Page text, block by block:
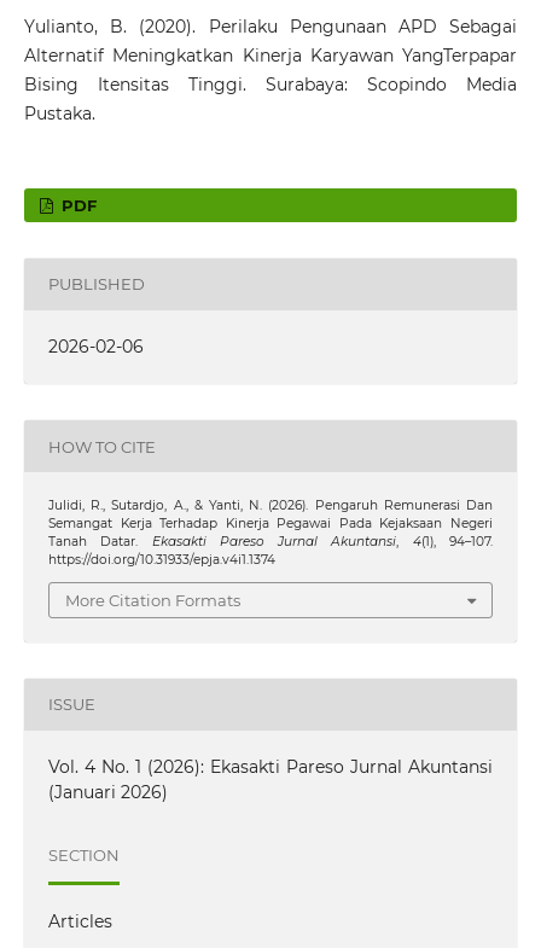
Yulianto, B. (2020). Perilaku Pengunaan APD Sebagai
Alternatif Meningkatkan Kinerja Karyawan YangTerpapar
Bising Itensitas Tinggi. Surabaya: Scopindo Media
Pustaka.
PDF
PUBLISHED
2026-02-06
HOW TO CITE
Julidi, R., Sutardjo, A., & Yanti, N. (2026). Pengaruh Remunerasi Dan
Semangat Kerja Terhadap Kinerja Pegawai Pada Kejaksaan Negeri
Tanah Datar. Ekasakti Pareso Jurnal Akuntansi, 4(1), 94–107.
https://doi.org/10.31933/epja.v4i1.1374
More Citation Formats
ISSUE
Vol. 4 No. 1 (2026): Ekasakti Pareso Jurnal Akuntansi
(Januari 2026)
SECTION
Articles